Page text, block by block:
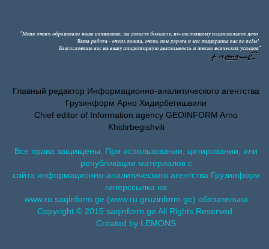
Главный редактор Информационно-аналитического агентства
Грузинформ Арно Хидирбегишвили
Chief editor of Information agency GEOINFORM Arno
Khidirbegishvili
Все права защищены. При использовании, цитировании, или
републикации материалов с
сайта информационно-аналитического агентства Грузинформ
гиперссылка на
www.ru.saqinform.ge (www.ru.gruzinform.ge) обязательна.
Copyright © 2015 saqinform.ge All Rights Reserved.
Created by LEMONS